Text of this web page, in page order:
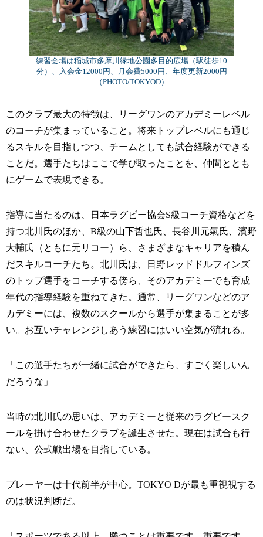
練習会場は稲城市多摩川緑地公園多目的広場（駅徒歩10
分）、入会金12000円、月会費5000円、年度更新2000円
（PHOTO/TOKYOD）
このクラブ最大の特徴は、リーグワンのアカデミーレベル
のコーチが集まっていること。将来トップレベルにも通じ
るスキルを目指しつつ、チームとしても試合経験ができる
ことだ。選手たちはここで学び取ったことを、仲間ととも
にゲームで表現できる。
指導に当たるのは、日本ラグビー協会S級コーチ資格などを
持つ北川氏のほか、B級の山下哲也氏、長谷川元氣氏、濱野
大輔氏（ともに元リコー）ら、さまざまなキャリアを積ん
だスキルコーチたち。北川氏は、日野レッドドルフィンズ
のトップ選手をコーチする傍ら、そのアカデミーでも育成
年代の指導経験を重ねてきた。通常、リーグワンなどのア
カデミーには、複数のスクールから選手が集まることが多
い。お互いチャレンジしあう練習にはいい空気が流れる。
「この選手たちが一緒に試合ができたら、すごく楽しいん
だろうな」
当時の北川氏の思いは、アカデミーと従来のラグビースク
ールを掛け合わせたクラブを誕生させた。現在は試合も行
ない、公式戦出場を目指している。
プレーヤーは十代前半が中心。TOKYO Dが最も重視視する
のは状況判断だ。